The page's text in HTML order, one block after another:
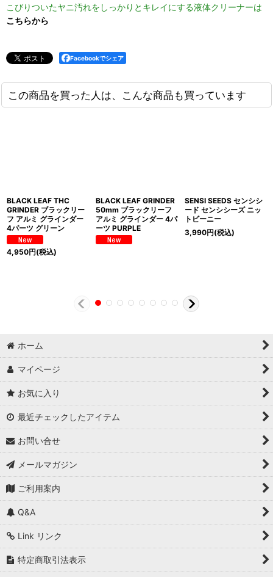
こびりついたヤニ汚れをしっかりとキレイにする液体クリーナーは
こちらから
Facebookでシェア
この商品を買った人は、こんな商品も買っています
BLACK LEAF THC
GRINDER ブラックリー
フ アルミ グラインダー
4パーツ グリーン
4,950円(税込)
BLACK LEAF GRINDER
50mm ブラックリーフ
アルミ グラインダー 4パ
ーツ PURPLE
SENSI SEEDS センシシ
ード センシシーズ ニッ
トビーニー
3,990円(税込)
ホーム
マイページ
お気に入り
最近チェックしたアイテム
お問い合せ
メールマガジン
ご利用案内
Q&A
Link リンク
特定商取引法表示